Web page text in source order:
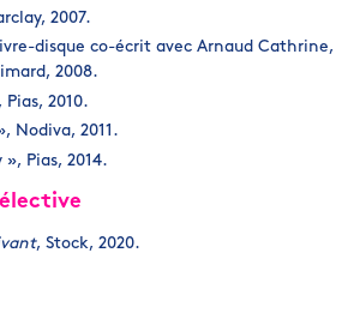
2007.
disque co-écrit avec Arnaud Cathrine,
2008.
2010.
Nodiva, 2011.
Pias, 2014.
, Stock, 2020.